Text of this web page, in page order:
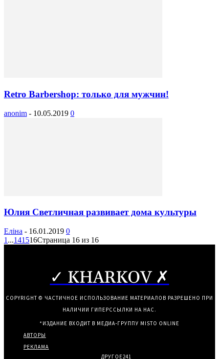
Retro Barbershop: только для мужчин!
anonim - 10.05.2019 0
Юлия Светличная развивает дома культуры
Еліна - 16.01.2019 0
1 ...141516Страница 16 из 16
✓ KHARKOV ✗
COPYRIGHT © ЧАСТИЧНОЕ ИСПОЛЬЗОВАНИЕ МАТЕРИАЛОВ РАЗРЕШЕНО ПРИ
НАЛИЧИИ ГИПЕРССЫЛКИ НА НАС.
*ИЗДАНИЕ ВХОДИТ В МЕДИА-ГРУППУ MISTO ONLINE
АВТОРЫ
РЕКЛАМА
ДРУГОЕ241